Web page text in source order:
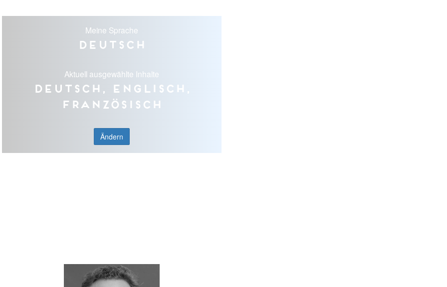
Meine Sprache
Deutsch
Aktuell ausgewählte Inhalte
Deutsch, Englisch,
Französisch
Ändern